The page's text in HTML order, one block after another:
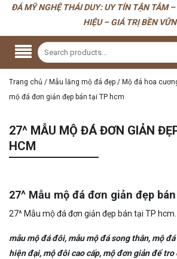
ĐÁ MỸ NGHỆ THÁI DUY: UY TÍN TẬN TÂM
HIỆU – GIÁ TRỊ BỀN
Trang chủ / Mẫu lăng mộ đá đẹp / Mộ đá hoa
mộ đá đơn giản đẹp bán tại TP hcm
27^ MẪU MỘ ĐÁ ĐƠN GIẢN
HCM
27^ Mẫu mộ đá đơn giản đẹp
27^ Mẫu mộ đá đơn giản đẹp bán tại TP hcm.
mẫu mộ đá đôi, mẫu mộ đá song thân, mộ
hiện đại, mộ đôi cao cấp, mộ đơn giản để